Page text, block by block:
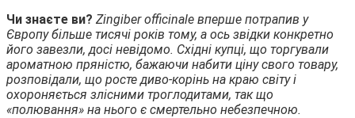
Чи знаєте ви? Zingiber officinаle вперше потрапив у
Європу більше тисячі років тому, а ось звідки конкретно
його завезли, досі невідомо. Східні купці, що торгували
ароматною пряністю, бажаючи набити ціну свого товару,
розповідали, що росте диво-корінь на краю світу і
охороняється злісними троглодитами, так що
«полювання» на нього є смертельно небезпечною.